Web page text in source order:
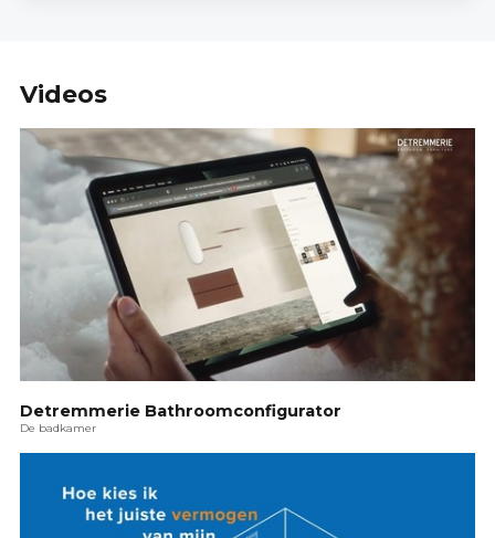
Videos
Detremmerie Bathroomconfigurator
De badkamer